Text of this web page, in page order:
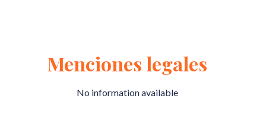
Menciones legales
No information available